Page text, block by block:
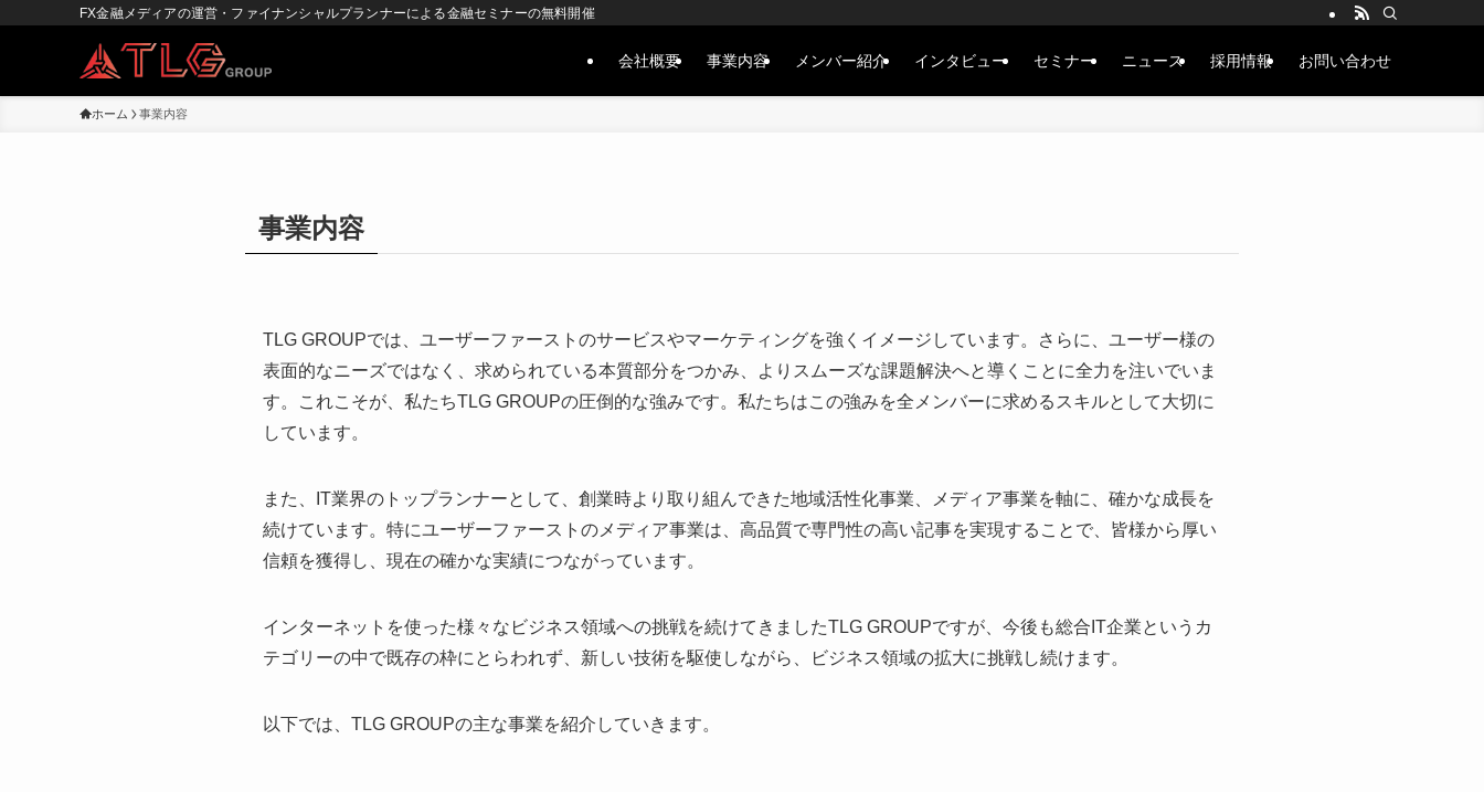
FX金融メディアの運営・ファイナンシャルプランナーによる金融セミナーの無料開催
会社概要 事業内容 メンバー紹介 インタビュー セミナー ニュース 採用情報 お問い合わせ
ホーム 事業内容
事業内容
TLG GROUPでは、ユーザーファーストのサービスやマーケティングを強くイメージしています。さらに、ユーザー様の
表面的なニーズではなく、求められている本質部分をつかみ、よりスムーズな課題解決へと導くことに全力を注いでいま
す。これこそが、私たちTLG GROUPの圧倒的な強みです。私たちはこの強みを全メンバーに求めるスキルとして大切に
しています。
また、IT業界のトップランナーとして、創業時より取り組んできた地域活性化事業、メディア事業を軸に、確かな成長を
続けています。特にユーザーファーストのメディア事業は、高品質で専門性の高い記事を実現することで、皆様から厚い
信頼を獲得し、現在の確かな実績につながっています。
インターネットを使った様々なビジネス領域への挑戦を続けてきましたTLG GROUPですが、今後も総合IT企業というカ
テゴリーの中で既存の枠にとらわれず、新しい技術を駆使しながら、ビジネス領域の拡大に挑戦し続けます。
以下では、TLG GROUPの主な事業を紹介していきます。